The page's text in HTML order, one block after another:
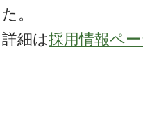
た。
詳細は採用情報ペ